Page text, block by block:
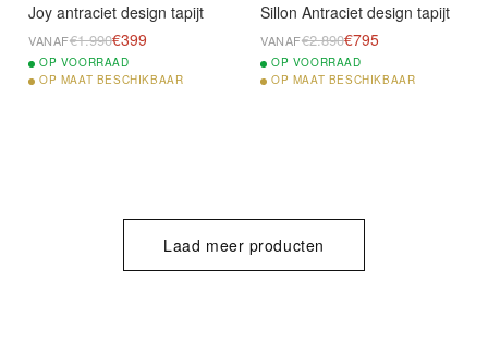
Joy antraciet design tapijt
VANAF€1.990€399
OP VOORRAAD
OP MAAT BESCHIKBAAR
Sillon Antraciet design tapijt
VANAF€2.890€795
OP VOORRAAD
OP MAAT BESCHIKBAAR
Laad meer producten